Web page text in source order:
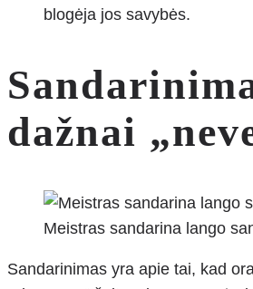
blogėja jos savybės.
dažnai
Meistras sandarina lango
Sandarinimas yra apie tai, kad